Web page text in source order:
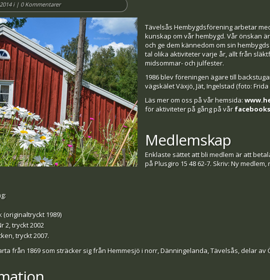
i | 0 Kommentarer
Tävelsås Hembygdsförening arbetar
kunskap om vår hembygd. Vår önskan
och ge dem kännedom om sin
tal olika aktiviteter varje år, allt från
midsommar- och julfester.
1986 blev föreningen ägare till
vägskälet Växjö, Jät, Ingelstad (foto:
Läs mer om oss på vår hemsida:
för aktiviteter på gång på vår
Medlemskap
Enklaste sättet att bli medlem är att
på Plusgiro 15 48 62-7. Skriv: Ny
1989)
2, tryckt 2002
tryckt 2007.
från 1869 som sträcker sig från Hemmesjö i norr, Dänningelanda, Tävelsås, delar av